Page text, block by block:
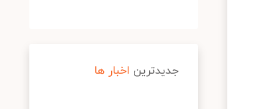
جدیدترین اخبار ها